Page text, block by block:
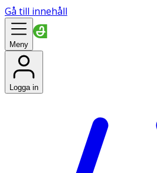
Gå till innehåll
Meny
Logga in